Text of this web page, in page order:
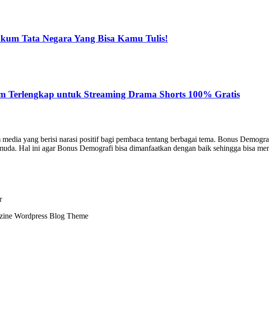
Tata Negara Yang Bisa Kamu Tulis!
Terlengkap untuk Streaming Drama Shorts 100% Gratis
yang berisi narasi positif bagi pembaca tentang berbagai tema. Bonus
Hal ini agar Bonus Demografi bisa dimanfaatkan dengan baik sehingga bisa
Wordpress Blog Theme